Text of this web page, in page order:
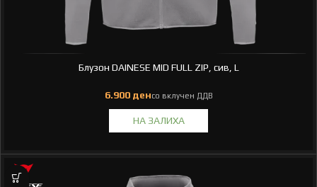
Блузон DAINESE MID FULL ZIP, сив, L